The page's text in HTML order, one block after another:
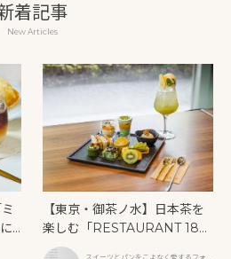
着記事
New Articles
【東京・御茶ノ水】日本茶を
楽しむ「RESTAURANT 189
9 OCHANOMIZU」の抹茶ア